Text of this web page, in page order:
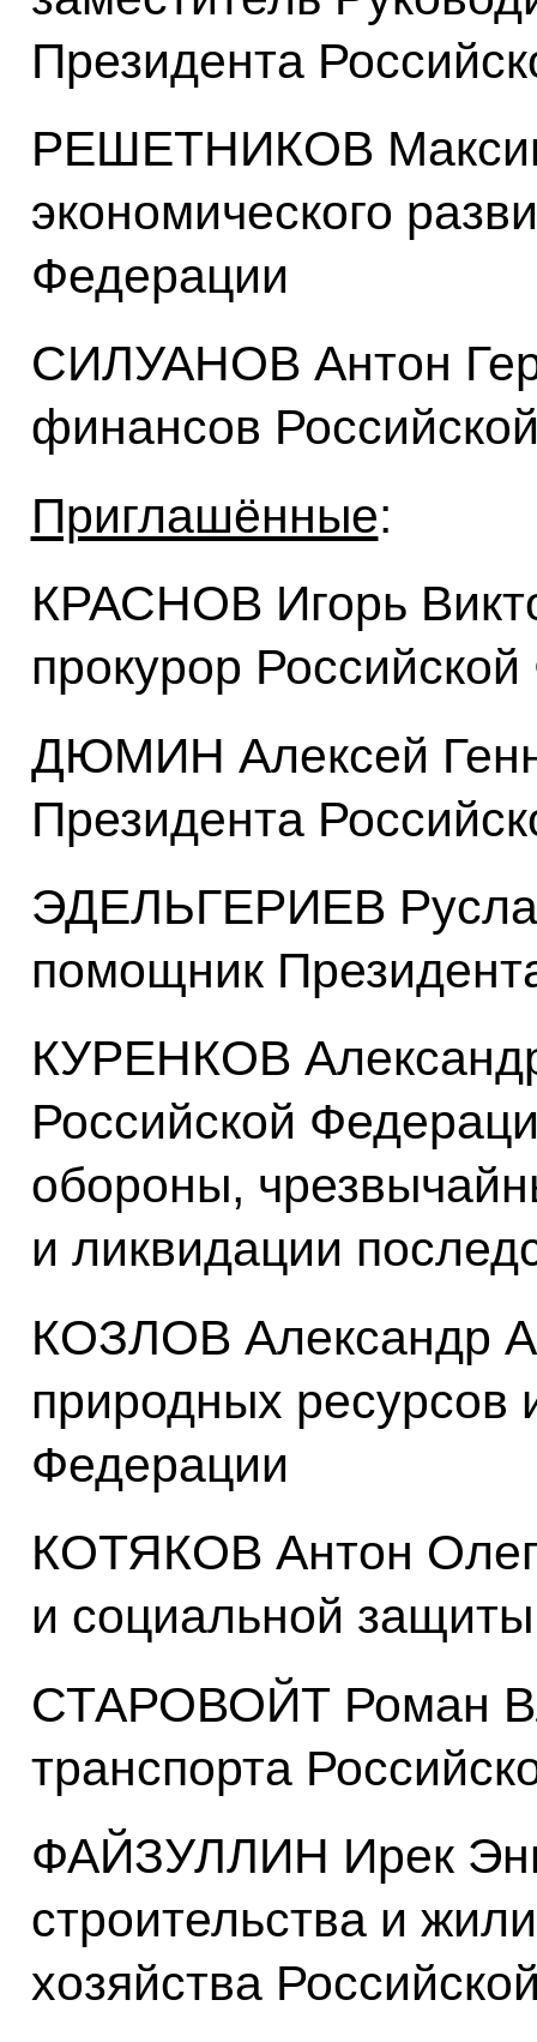
Президента
РЕШЕТНИКОВ
экономического
Федерации
СИЛУАНОВ Антон
финансов
Приглашённые:
КРАСНОВ Игорь
прокурор
ДЮМИН Алексей
Президента
ЭДЕЛЬГЕРИЕВ
помощник
КУРЕНКОВ
Российской
обороны,
и ликвидации
КОЗЛОВ Александр
природных ресурсов
Федерации
КОТЯКОВ Антон
и социальной
СТАРОВОЙТ Роман
транспорта
ФАЙЗУЛЛИН Ирек
строительства и
хозяйства